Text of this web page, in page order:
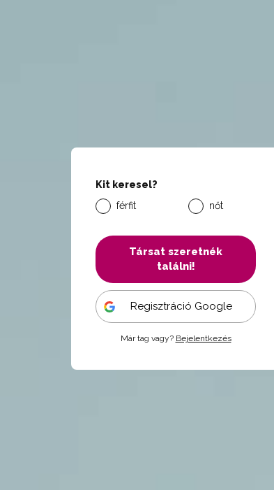
Kit keresel?
férfit
nőt
Társat szeretnék
találni!
Regisztráció Google
Már tag vagy? Bejelentkezés